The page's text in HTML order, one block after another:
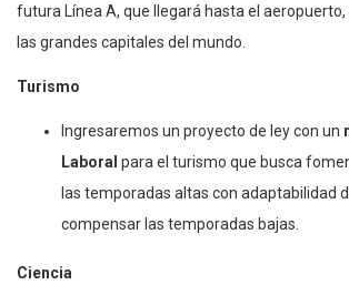
futura Línea A, que llegará hasta el
las grandes capitales del mundo.
Turismo
Ingresaremos un proyecto de ley con un
Laboral para el turismo que busca
las temporadas altas con adaptabilidad
compensar las temporadas bajas.
Ciencia